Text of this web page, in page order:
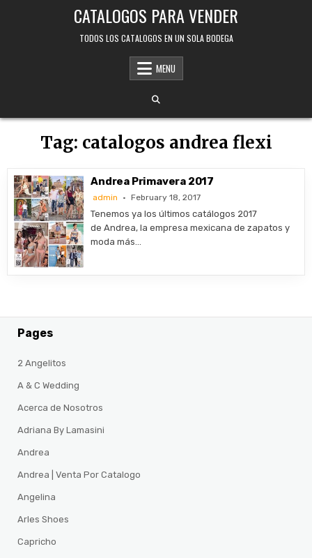
CATALOGOS PARA VENDER
TODOS LOS CATALOGOS EN UN SOLA BODEGA
MENU
Tag: catalogos andrea flexi
Andrea Primavera 2017
admin February 18, 2017
Tenemos ya los últimos catálogos 2017
de Andrea, la empresa mexicana de zapatos y
moda más…
Pages
2 Angelitos
A & C Wedding
Acerca de Nosotros
Adriana By Lamasini
Andrea
Andrea | Venta Por Catalogo
Angelina
Arles Shoes
Capricho